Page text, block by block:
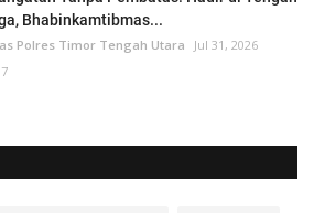
Bhabinkamtibmas...
Polres Timor Tengah Utara
Jul 31, 2026